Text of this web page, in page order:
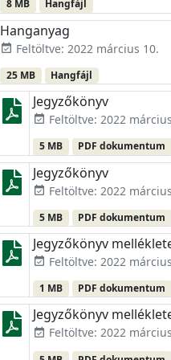
8 MB Hangfájl
Hanganyag
event_available Feltöltve: 2022 március 10.
25 MB Hangfájl
Jegyzőkönyv
event_available Feltöltve: 2022
5 MB PDF dokumentum
Jegyzőkönyv
event_available Feltöltve: 2022
5 MB PDF dokumentum
Jegyzőkönyv
event_available Feltöltve: 2022
1 MB PDF dokumentum
Jegyzőkönyv
event_available Feltöltve: 2022